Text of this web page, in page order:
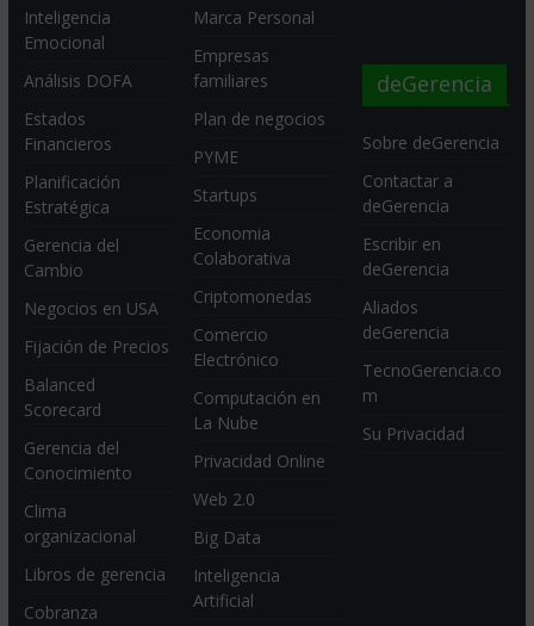
Inteligencia
Emocional
Análisis DOFA
Estados
Financieros
Planificación
Estratégica
Gerencia del
Cambio
Negocios en USA
Fijación de Precios
Balanced
Scorecard
Gerencia del
Conocimiento
Clima
organizacional
Libros de gerencia
Cobranza
Marca Personal
Empresas
familiares
Plan de negocios
PYME
Startups
Economia
Colaborativa
Criptomonedas
Comercio
Electrónico
Computación en
La Nube
Privacidad Online
Web 2.0
Big Data
Inteligencia
Artificial
deGerencia
Sobre deGerencia
Contactar a
deGerencia
Escribir en
deGerencia
Aliados
deGerencia
TecnoGerencia.co
m
Su Privacidad